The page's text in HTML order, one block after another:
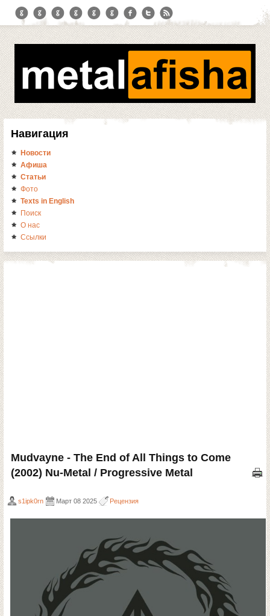
Навигация
Новости
Афиша
Статьи
Фото
Texts in English
Поиск
О нас
Ссылки
Mudvayne - The End of All Things to Come
(2002) Nu-Metal / Progressive Metal
s1ipk0rn Март 08 2025 Рецензия